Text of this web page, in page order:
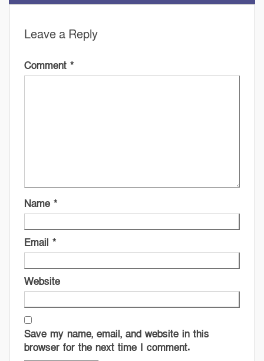
Leave a Reply
Comment *
Name *
Email *
Website
Save my name, email, and website in this
browser for the next time I comment.